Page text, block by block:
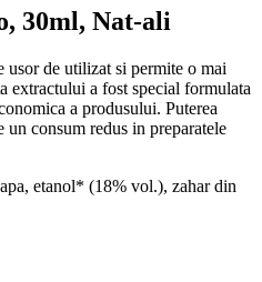
30ml, Nat-ali
de utilizat si permite o mai
extractului a fost special formulata
a produsului. Puterea
un consum redus in preparatele
etanol* (18% vol.), zahar din